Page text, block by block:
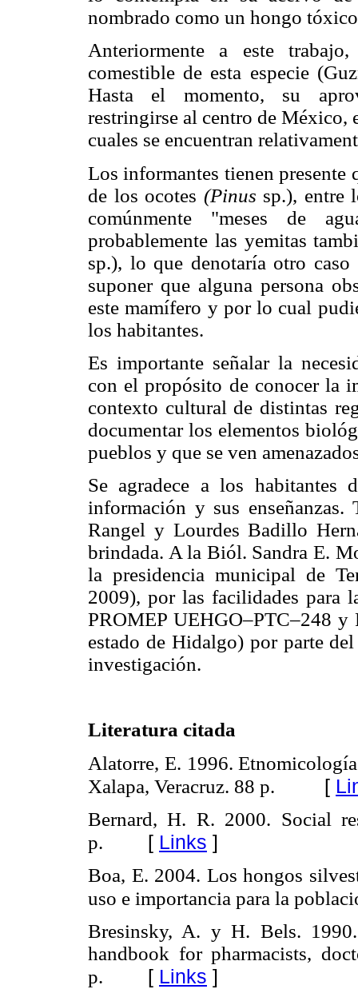
nombrado como un hongo
Anteriormente a este
comestible de esta especie
Hasta el momento, su
restringirse al centro de
cuales se encuentran
Los informantes tienen presente
de los ocotes (Pinus sp.), entre
comúnmente "meses de
probablemente las yemitas
sp.), lo que denotaría otro
suponer que alguna persona
este mamífero y por lo cual
los habitantes.
Es importante señalar la
con el propósito de conocer la
contexto cultural de distintas
documentar los elementos
pueblos y que se ven
Se agradece a los
información y sus enseñanzas.
Rangel y Lourdes Badillo
brindada. A la Biól. Sandra E.
la presidencia municipal de
2009), por las facilidades para
PROMEP UEHGO–PTC–248
estado de Hidalgo) por parte
investigación.
Literatura citada
Alatorre, E. 1996.
Xalapa, Veracruz. 88 p.
[
Bernard, H. R. 2000. Social
p. [ Links ]
Boa, E. 2004. Los hongos
uso e importancia para la
Bresinsky, A. y H. Bels.
handbook for pharmacists,
p. [ Links ]